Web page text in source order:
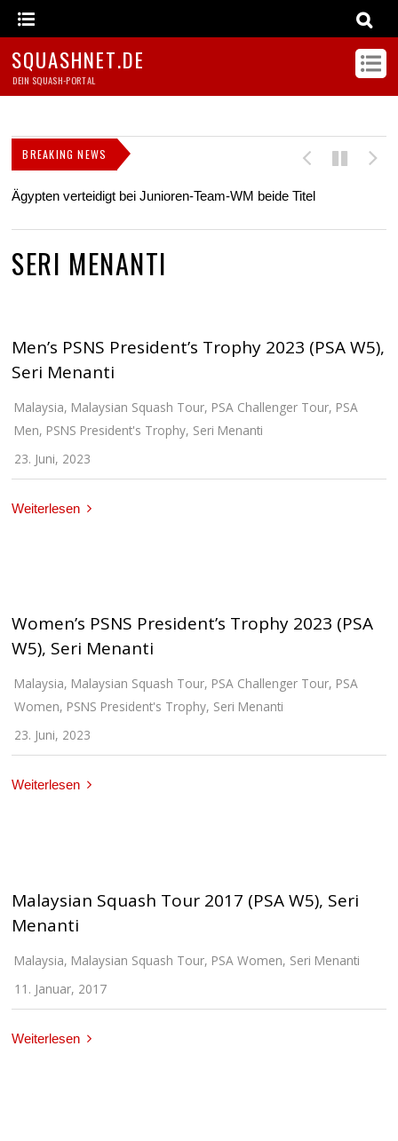
SQUASHNET.DE
DEIN SQUASH-PORTAL
BREAKING NEWS
Ägypten verteidigt bei Junioren-Team-WM beide Titel
SERI MENANTI
Men’s PSNS President’s Trophy 2023 (PSA W5),
Seri Menanti
Malaysia, Malaysian Squash Tour, PSA Challenger Tour, PSA
Men, PSNS President's Trophy, Seri Menanti
23. Juni, 2023
Weiterlesen
Women’s PSNS President’s Trophy 2023 (PSA
W5), Seri Menanti
Malaysia, Malaysian Squash Tour, PSA Challenger Tour, PSA
Women, PSNS President's Trophy, Seri Menanti
23. Juni, 2023
Weiterlesen
Malaysian Squash Tour 2017 (PSA W5), Seri
Menanti
Malaysia, Malaysian Squash Tour, PSA Women, Seri Menanti
11. Januar, 2017
Weiterlesen